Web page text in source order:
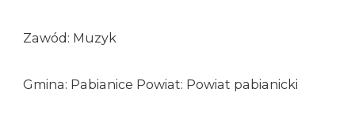
Zawód: Muzyk
Gmina: Pabianice Powiat: Powiat pabianicki